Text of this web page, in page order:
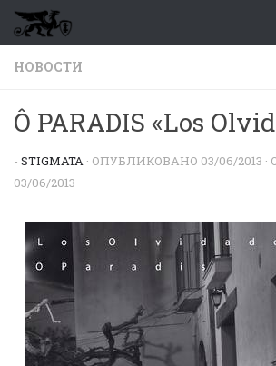
Перейти к содержимому
НОВОСТИ
Ô PARADIS «Los
- STIGMATA · ОПУБЛИКОВАНО 03/06/2013
03/06/2013